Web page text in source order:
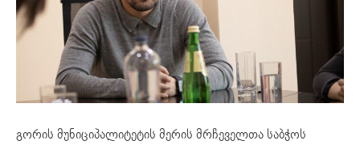
გორის მუნიციპალიტეტის მერის მრჩეველთა საბჭოს